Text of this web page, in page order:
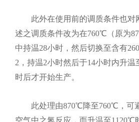
此外在使用前的调质条件也对
述之调质条件改为在760℃（原为
中持温28小时，然后切换至含有
2，持温2小时然后于14小时内升
时后才开始生产。
此处理由870℃降至760℃，可
空气中之氮反应，而升温至1120℃